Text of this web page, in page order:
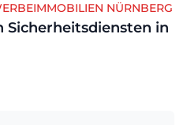
NÜRNBERG
Sicherheitsdiensten in